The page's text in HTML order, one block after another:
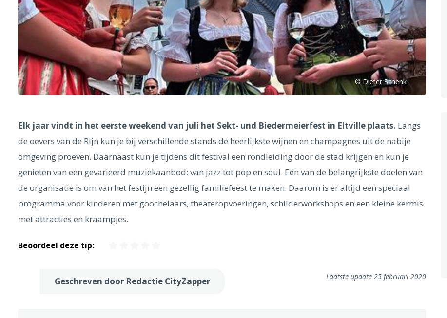
© Dieter Schenk
Elk jaar vindt in het eerste weekend van juli het Sekt- und Biedermeierfest in Eltville plaats. Langs
de oevers van de Rijn kun je bij verschillende stands de heerlijkste wijnen en champagnes uit de nabije
omgeving proeven. Daarnaast kun je tijdens dit festival een rondleiding door de stad krijgen en kun je
genieten van een gevarieerd muziekaanbod: van jazz tot pop en soul. Eén van de belangrijkste doelen van
de organisatie is om van het festijn een gezellig familiefeest te maken. Daarom is er altijd een speciaal
programma voor kinderen met goochelaars, theateropvoeringen, schilderworkshops en een kleine kermis
met attracties en kraampjes.
Beoordeel deze tip:
Geschreven door Redactie CityZapper Laatste update 25 februari 2020